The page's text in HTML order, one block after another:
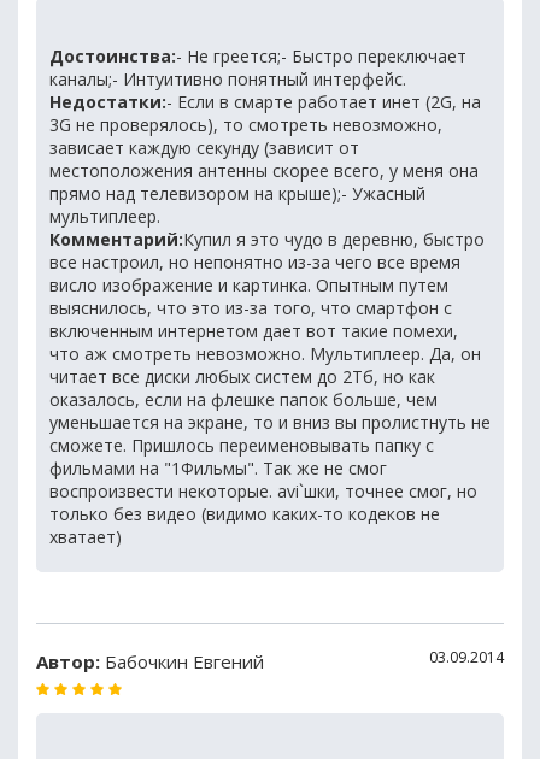
Достоинства:- Не греется;- Быстро переключает
каналы;- Интуитивно понятный интерфейс.
Недостатки:- Если в смарте работает инет (2G, на
3G не проверялось), то смотреть невозможно,
зависает каждую секунду (зависит от
местоположения антенны скорее всего, у меня она
прямо над телевизором на крыше);- Ужасный
мультиплеер.
Комментарий:Купил я это чудо в деревню, быстро
все настроил, но непонятно из-за чего все время
висло изображение и картинка. Опытным путем
выяснилось, что это из-за того, что смартфон с
включенным интернетом дает вот такие помехи,
что аж смотреть невозможно. Мультиплеер. Да, он
читает все диски любых систем до 2Тб, но как
оказалось, если на флешке папок больше, чем
уменьшается на экране, то и вниз вы пролистнуть не
сможете. Пришлось переименовывать папку с
фильмами на "1Фильмы". Так же не смог
воспроизвести некоторые. avi`шки, точнее смог, но
только без видео (видимо каких-то кодеков не
хватает)
Автор: Бабочкин Евгений 03.09.2014